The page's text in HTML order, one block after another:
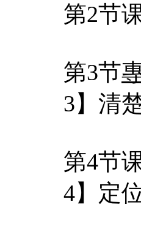
第2节
第3节
3】清
第4节
4】定